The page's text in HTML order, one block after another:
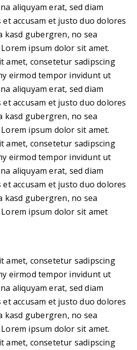
aliquyam erat, sed diam
accusam et justo duo dolores
kasd gubergren, no sea
ipsum dolor sit amet.
amet, consetetur sadipscing
eirmod tempor invidunt ut
aliquyam erat, sed diam
accusam et justo duo dolores
kasd gubergren, no sea
ipsum dolor sit amet.
amet, consetetur sadipscing
eirmod tempor invidunt ut
aliquyam erat, sed diam
accusam et justo duo dolores
kasd gubergren, no sea
ipsum dolor sit amet
amet, consetetur sadipscing
eirmod tempor invidunt ut
aliquyam erat, sed diam
accusam et justo duo dolores
kasd gubergren, no sea
ipsum dolor sit amet.
amet, consetetur sadipscing